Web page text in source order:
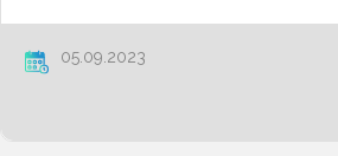
05.09.2023